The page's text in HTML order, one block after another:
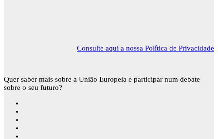
Consulte aqui a nossa Política de Privacidade
Quer saber mais sobre a União Europeia e participar num debate
sobre o seu futuro?